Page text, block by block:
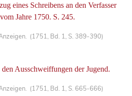
eines Schreibens an den Verfasser
Jahre 1750. S. 245.
(1751, Bd. 1, S. 389-390)
den Ausschweiffungen der Jugend.
(1751, Bd. 1, S. 665-666)